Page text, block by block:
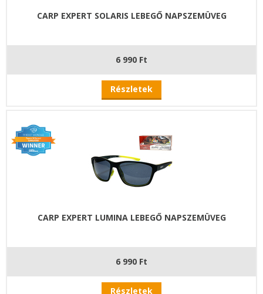
CARP EXPERT SOLARIS LEBEGŐ NAPSZEMÜVEG
6 990 Ft
Részletek
CARP EXPERT LUMINA LEBEGŐ NAPSZEMÜVEG
6 990 Ft
Részletek